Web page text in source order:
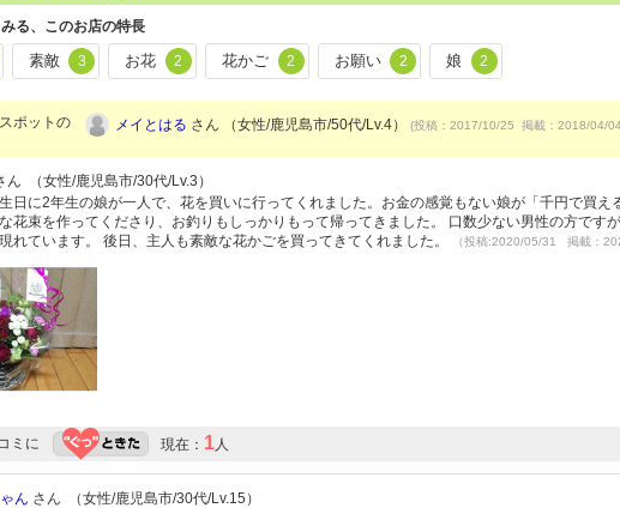
る、このお店の特長
素敵 3 お花 2 花かご 2 お願い 2 娘 2
ポットの
メイとはる さん （女性/鹿児島市/50代/Lv.4） (投稿：2017/10/25 掲載：2018/04/
ん （女性/鹿児島市/30代/Lv.3）
日に2年生の娘が一人で、花を買いに行ってくれました。お金の感覚もない娘が「千円で買え
花束を作ってくださり、お釣りもしっかりもって帰ってきました。 口数少ない男性の方です
れています。 後日、主人も素敵な花かごを買ってきてくれました。
（投稿:2020/05/31 掲載：
ミに 現在： 1 人
ん さん （女性/鹿児島市/30代/Lv.15）